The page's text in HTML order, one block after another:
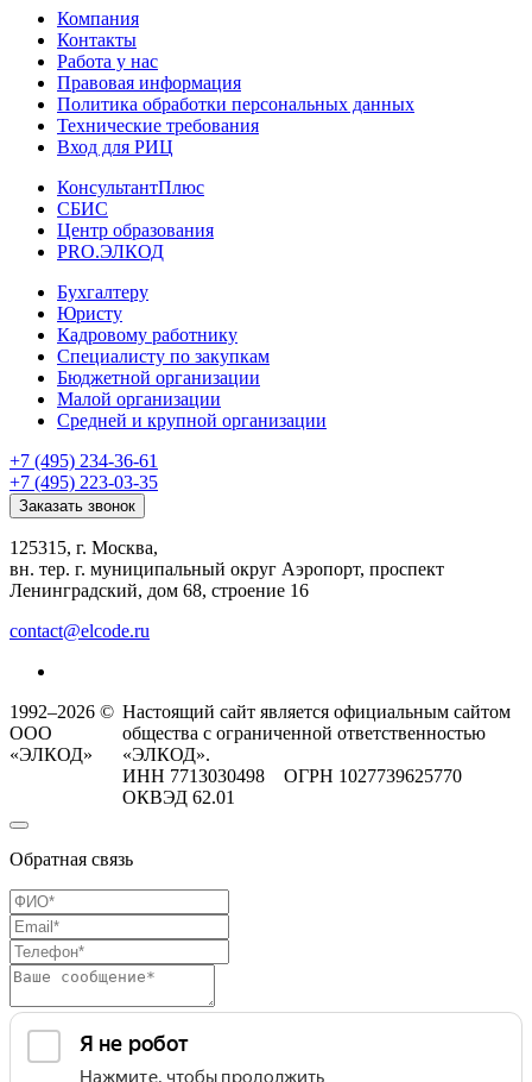
Компания
Контакты
Работа у нас
Правовая информация
Политика обработки персональных данных
Технические требования
Вход для РИЦ
КонсультантПлюс
СБИС
Центр образования
PRO.ЭЛКОД
Бухгалтеру
Юристу
Кадровому работнику
Специалисту по закупкам
Бюджетной организации
Малой организации
Средней и крупной организации
+7 (495) 234-36-61
+7 (495) 223-03-35
Заказать звонок
125315, г. Москва,
вн. тер. г. муниципальный округ Аэропорт, проспект
Ленинградский, дом 68, строение 16
contact@elcode.ru
1992–2026 ©
ООО
«ЭЛКОД»
Настоящий сайт является официальным сайтом
общества с ограниченной ответственностью
«ЭЛКОД».
ИНН 7713030498 ОГРН 1027739625770
ОКВЭД 62.01
Обратная связь